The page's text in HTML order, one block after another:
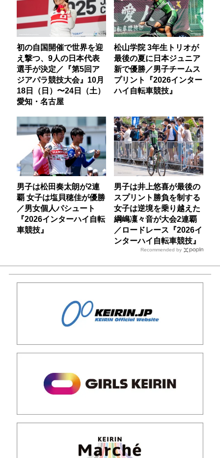
初の自国開催で世界を迎
え撃つ、9人の日本代表
選手が決定／『第5回ア
ジアパラ競技大会』10月
18日（日）〜24日（土）
愛知・名古屋
松山学院 3年生トリオが
最後の夏に日本ジュニア
新で優勝／男子チームス
プリント『2026インター
ハイ自転車競技』
男子は松田奏太朗が2連
覇 女子は塩貝穂佳が優勝
／男女個人パシュート
『2026インターハイ自転
車競技』
男子は井上悠喜が最後の
スプリント勝負を制する
女子は逆境を乗り越えた
綱嶋凜々音が大会2連覇
／ロードレース『2026イ
ンターハイ自転車競技』
Recommended by